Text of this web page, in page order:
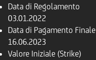
Data di Regolamento
03.01.2022
Data di Pagamento Finale
16.06.2023
Valore Iniziale (Strike)